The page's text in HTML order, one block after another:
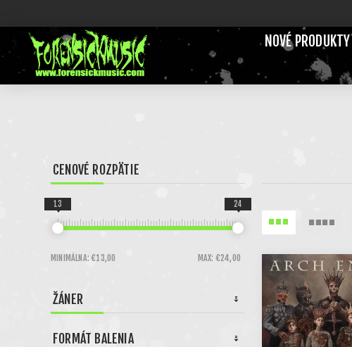
NOVÉ PRODUKTY
CENOVÉ ROZPÄTIE
MINIMÁLNA: €13,00 MAX: €24,00
13 24
ŽÁNER
FORMÁT BALENIA